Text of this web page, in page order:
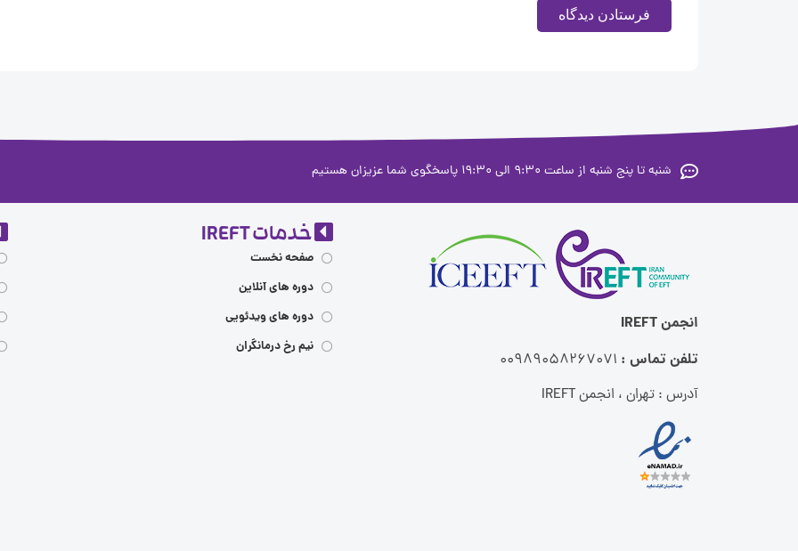
شنبه تا پنج شنبه از ساعت 9:30 الی 19:30 پاسخگوی شما عزیزان هستیم
انجمن IREFT
تلفن تماس :
آدرس : تهران ، انجمن IREFT
خدمات IREFT
صفحه نخست
دوره های آنلاین
دوره های ویدئویی
نیم رخ درمانگران